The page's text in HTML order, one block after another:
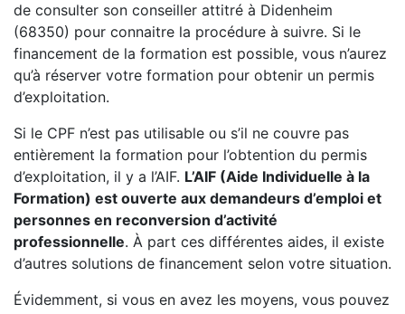
de consulter son conseiller attitré à Didenheim
(68350) pour connaitre la procédure à suivre. Si le
financement de la formation est possible, vous n’aurez
qu’à réserver votre formation pour obtenir un permis
d’exploitation.
Si le CPF n’est pas utilisable ou s’il ne couvre pas
entièrement la formation pour l’obtention du permis
d’exploitation, il y a l’AIF. L’AIF (Aide Individuelle à la
Formation) est ouverte aux demandeurs d’emploi et
personnes en reconversion d’activité
professionnelle. À part ces différentes aides, il existe
d’autres solutions de financement selon votre situation.
Évidemment, si vous en avez les moyens, vous pouvez